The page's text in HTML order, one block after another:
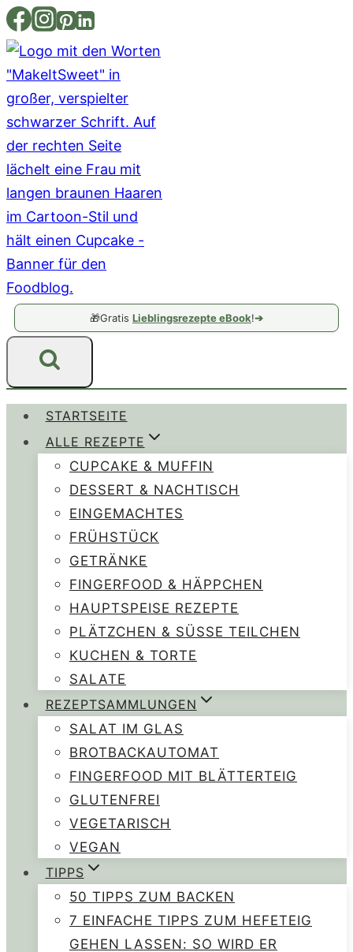
Zum
Inhalt
springen
🎁Gratis Lieblingsrezepte eBook!➔
STARTSEITE
ALLE REZEPTE
CUPCAKE & MUFFIN
DESSERT & NACHTISCH
EINGEMACHTES
FRÜHSTÜCK
GETRÄNKE
FINGERFOOD & HÄPPCHEN
HAUPTSPEISE REZEPTE
PLÄTZCHEN & SÜSSE TEILCHEN
KUCHEN & TORTE
SALATE
REZEPTSAMMLUNGEN
SALAT IM GLAS
BROTBACKAUTOMAT
FINGERFOOD MIT BLÄTTERTEIG
GLUTENFREI
VEGETARISCH
VEGAN
TIPPS
50 TIPPS ZUM BACKEN
7 EINFACHE TIPPS ZUM HEFETEIG
GEHEN LASSEN: SO WIRD ER